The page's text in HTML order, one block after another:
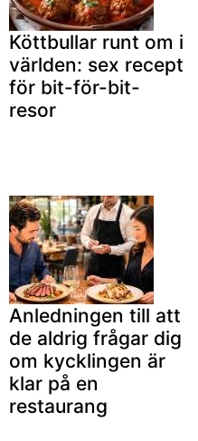
Köttbullar runt om i
världen: sex recept
för bit-för-bit-
resor
Anledningen till att
de aldrig frågar dig
om kycklingen är
klar på en
restaurang